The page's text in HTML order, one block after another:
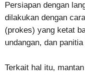
Persiapan dengan
dilakukan dengan
(prokes) yang ketat
undangan, dan
Terkait hal itu,